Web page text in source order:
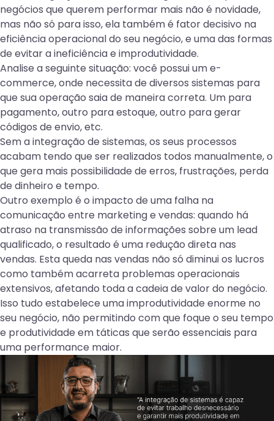
negócios que querem performar mais não é novidade,
mas não só para isso, ela também é fator decisivo na
eficiência operacional do seu negócio, e uma das formas
de evitar a ineficiência e improdutividade.
Analise a seguinte situação: você possui um e-
commerce, onde necessita de diversos sistemas para
que sua operação saia de maneira correta. Um para
pagamento, outro para estoque, outro para gerar
códigos de envio, etc.
Sem a integração de sistemas, os seus processos
acabam tendo que ser realizados todos manualmente, o
que gera mais possibilidade de erros, frustrações, perda
de dinheiro e tempo.
Outro exemplo é o impacto de uma falha na
comunicação entre marketing e vendas: quando há
atraso na transmissão de informações sobre um lead
qualificado, o resultado é uma redução direta nas
vendas. Esta queda nas vendas não só diminui os lucros
como também acarreta problemas operacionais
extensivos, afetando toda a cadeia de valor do negócio.
Isso tudo estabelece uma improdutividade enorme no
seu negócio, não permitindo com que foque o seu tempo
e produtividade em táticas que serão essenciais para
uma performance maior.